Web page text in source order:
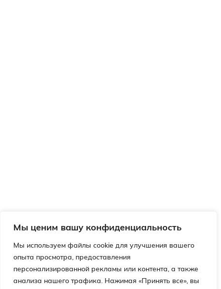
Мы ценим вашу конфиденциальность
Мы используем файлы cookie для улучшения вашего
опыта просмотра, предоставления
персонализированной рекламы или контента, а также
анализа нашего трафика. Нажимая «Принять все», вы